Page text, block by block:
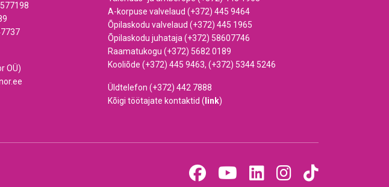
OÜ)
A-korpuse valvelaud (+372) 445 9464
Õpilaskodu valvelaud (+372) 445 1965
Õpilaskodu juhataja (+372) 58607746
Raamatukogu (+372) 5682 0189
Kooliõde (+372) 445 9463, (+372) 5344 5246
Üldtelefon (+372) 442 7888
Kõigi töötajate kontaktid ( link)